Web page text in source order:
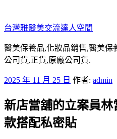
至
主
要
內
台灣雅醫美交流達人空間
醫美保養品,化妝品銷售,醫美保
公司貨,正貨,原廠公司貨.
發
於
2025 年 11 月 25 日 作者: admin
新店當舖的立案員
款搭配私密貼